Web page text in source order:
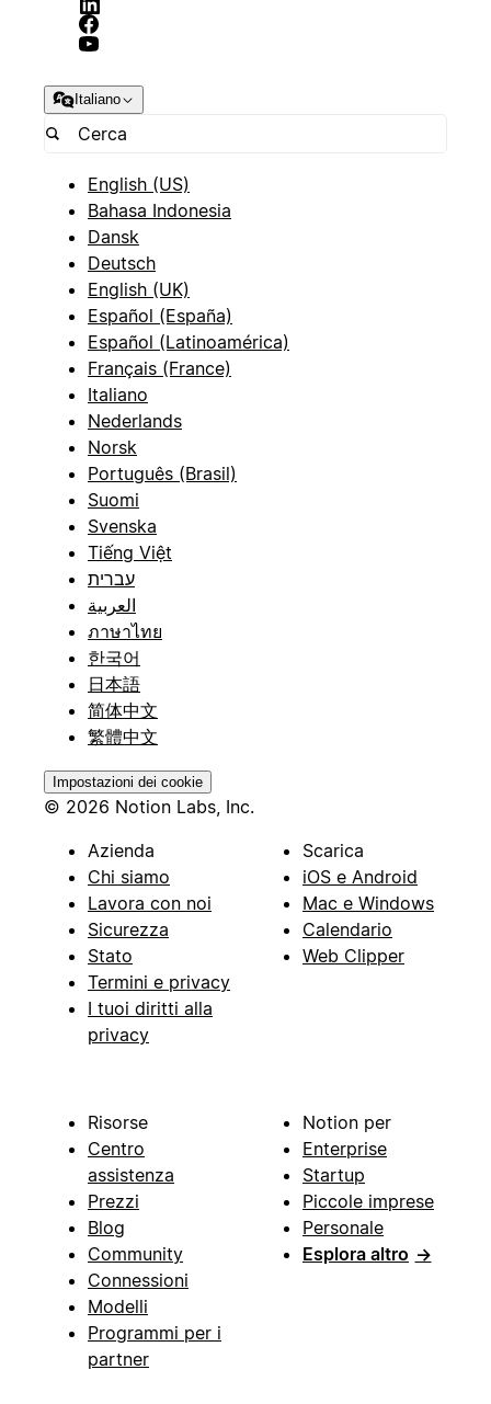
Italiano
English (US)
Bahasa Indonesia
Dansk
Deutsch
English (UK)
Español (España)
Español (Latinoamérica)
Français (France)
Italiano
Nederlands
Norsk
Português (Brasil)
Suomi
Svenska
Tiếng Việt
עברית
العربية
ภาษาไทย
한국어
日本語
简体中文
繁體中文
Impostazioni dei cookie
© 2026 Notion Labs, Inc.
Azienda
Chi siamo
Lavora con noi
Sicurezza
Stato
Termini e privacy
I tuoi diritti alla
privacy
Scarica
iOS e Android
Mac e Windows
Calendario
Web Clipper
Risorse
Centro
assistenza
Prezzi
Blog
Community
Connessioni
Modelli
Programmi per i
partner
Notion per
Enterprise
Startup
Piccole imprese
Personale
Esplora altro →